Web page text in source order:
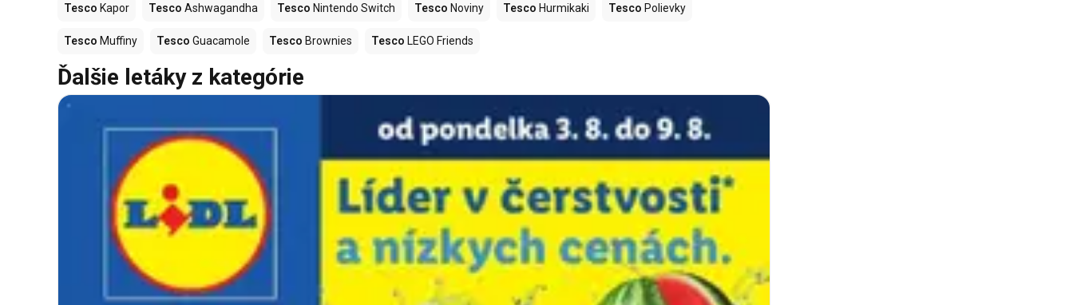
Tesco Kapor Tesco Ashwagandha Tesco Nintendo Switch Tesco Noviny Tesco Hurmikaki Tesco Polievky
Tesco Muffiny Tesco Guacamole Tesco Brownies Tesco LEGO Friends
Ďalšie letáky z kategórie